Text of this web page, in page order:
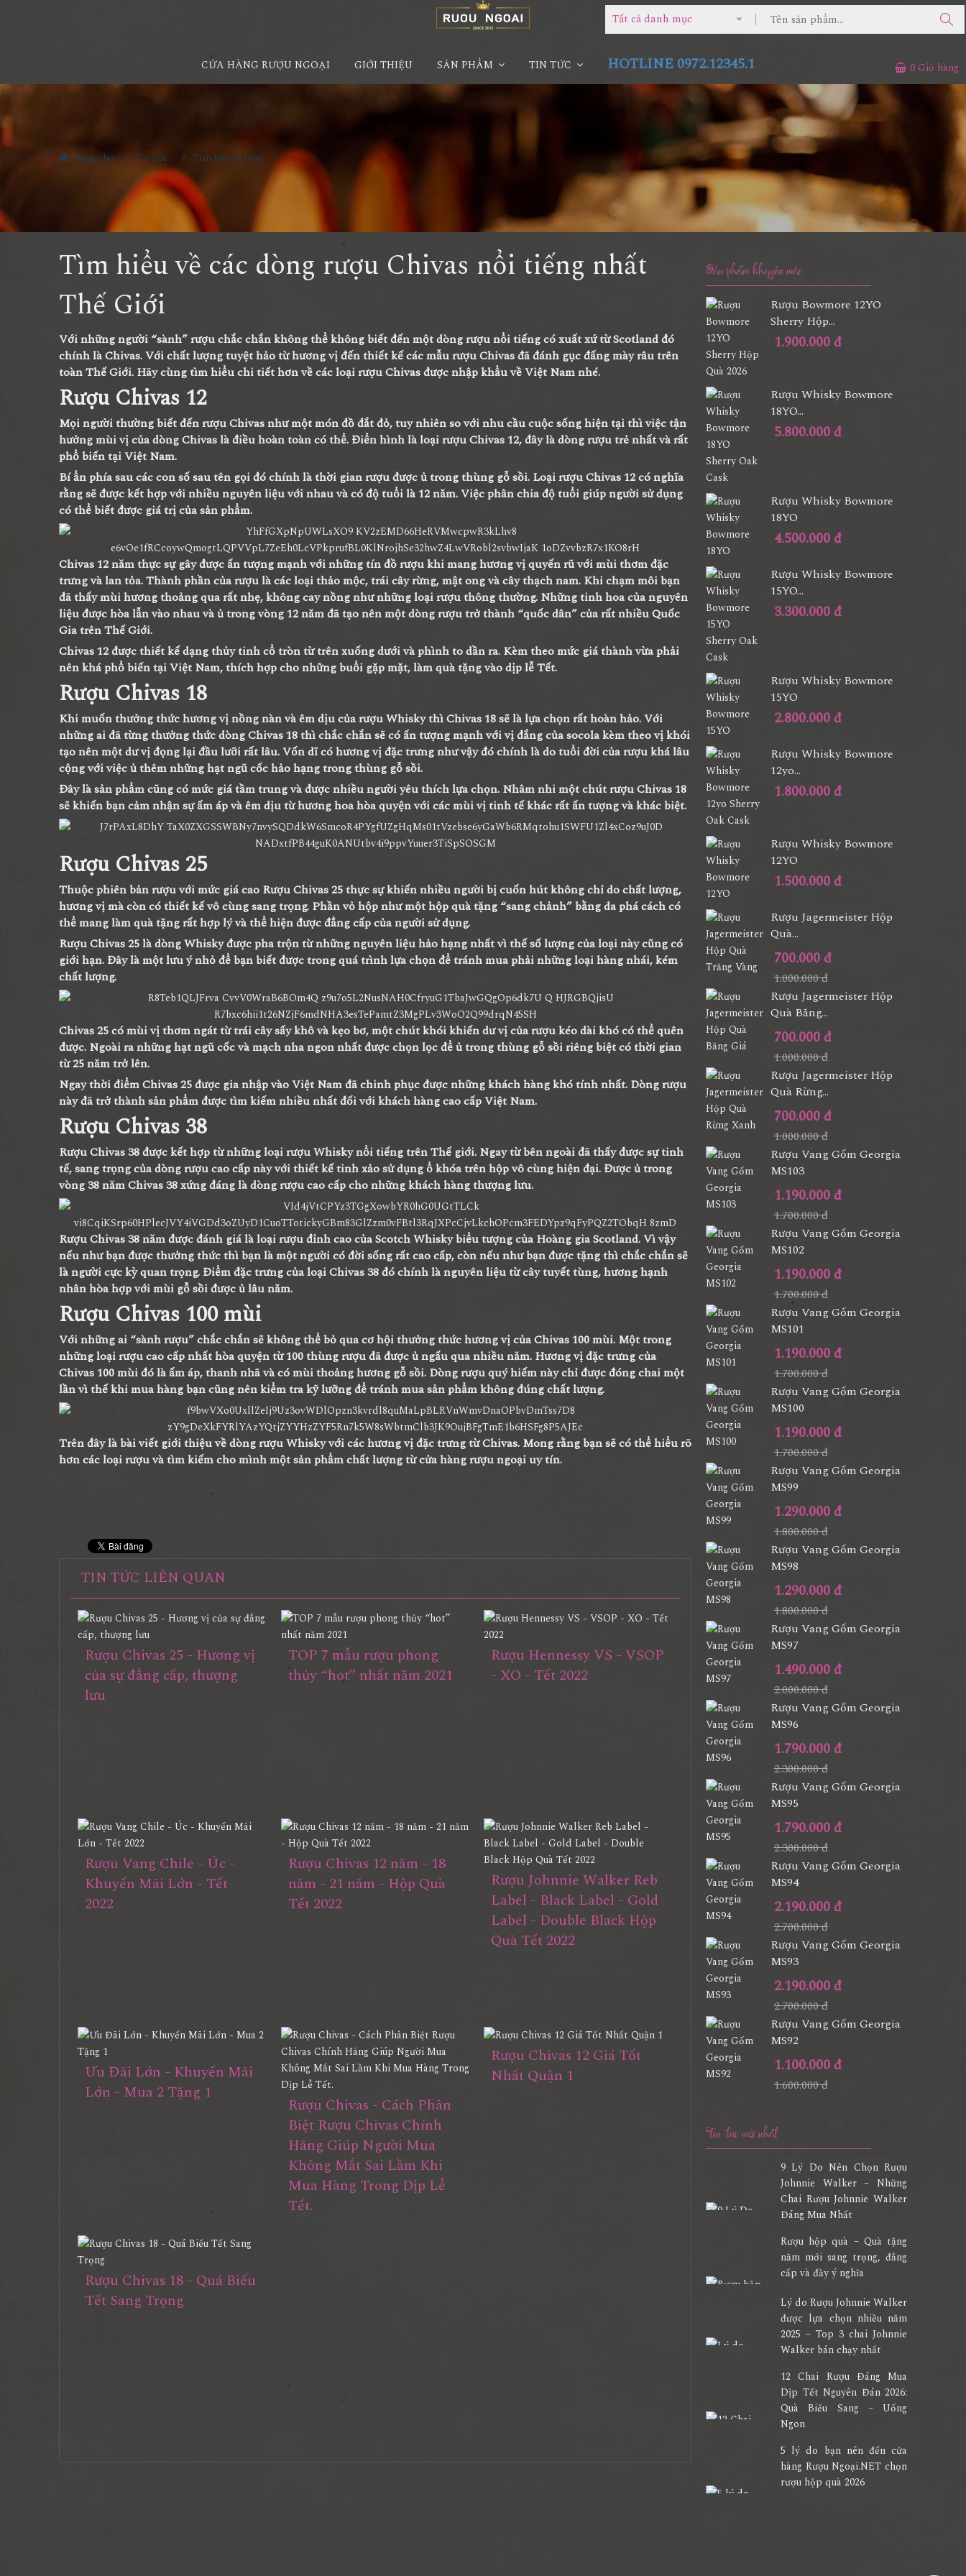
Tất cả danh mục
CỬA HÀNG RƯỢU NGOẠI GIỚI THIỆU SẢN PHẨM TIN TỨC HOTLINE 0972.12345.1 0 Giỏ hàng
Trang chủ Tin Tức Tìm hiểu về rượu
Tìm hiểu về các dòng rượu Chivas nổi tiếng nhất
Thế Giới
Với những người “sành” rượu chắc chắn không thể không biết đến một dòng rượu nổi tiếng có xuất xứ từ Scotland đó
chính là Chivas. Với chất lượng tuyệt hảo từ hương vị đến thiết kế các mẫurượu Chivasđã đánh gục đấng mày râu trên
toàn Thế Giới. Hãy cùng tìm hiểu chi tiết hơn về các loại rượu Chivas được nhập khẩu về Việt Nam nhé.
Rượu Chivas 12
Mọi người thường biết đến rượu Chivas như một món đồ đắt đỏ, tuy nhiên so với nhu cầu cuộc sống hiện tại thì việc tận
hưởng mùi vị của dòng Chivas là điều hoàn toàn có thể. Điển hình là loại rượu Chivas 12, đây là dòng rượu trẻ nhất và rất
phổ biến tại Việt Nam.
Bí ẩn phía sau các con số sau tên gọi đó chính là thời gian rượu được ủ trong thùng gỗ sồi. Loại rượu Chivas 12 có nghĩa
rằng sẽ được kết hợp với nhiều nguyên liệu với nhau và có độ tuổi là 12 năm. Việc phân chia độ tuổi giúp người sử dụng
có thể biết được giá trị của sản phẩm.
Chivas 12 năm thực sự gây được ấn tượng mạnh với những tín đồ rượu khi mang hương vị quyến rũ với mùi thơm đặc
trưng và lan tỏa. Thành phần của rượu là các loại thảo mộc, trái cây rừng, mật ong và cây thạch nam. Khi chạm môi bạn
đã thấy mùi hương thoảng qua rất nhẹ, không cay nồng như những loại rượu thông thường. Những tinh hoa của nguyên
liệu được hòa lẫn vào nhau và ủ trong vòng 12 năm đã tạo nên một dòng rượu trở thành “quốc dân” của rất nhiều Quốc
Gia trên Thế Giới.
Chivas 12 được thiết kế dạng thủy tinh cổ tròn từ trên xuống dưới và phình to dần ra. Kèm theo mức giá thành vừa phải
nên khá phổ biến tại Việt Nam, thích hợp cho những buổi gặp mặt, làm quà tặng vào dịp lễ Tết.
Rượu Chivas 18
Khi muốn thưởng thức hương vị nồng nàn và êm dịu của rượu Whisky thì Chivas 18 sẽ là lựa chọn rất hoàn hảo. Với
những ai đã từng thưởng thức dòng Chivas 18 thì chắc chắn sẽ có ấn tượng mạnh với vị đắng của socola kèm theo vị khói
tạo nên một dư vị đọng lại đầu lưỡi rất lâu. Vốn dĩ có hương vị đặc trưng như vậy đó chính là do tuổi đời của rượu khá lâu
cộng với việc ủ thêm những hạt ngũ cốc hảo hạng trong thùng gỗ sồi.
Đây là sản phẩm cũng có mức giá tầm trung và được nhiều người yêu thích lựa chọn. Nhâm nhi một chút rượu Chivas 18
sẽ khiến bạn cảm nhận sự ấm áp và êm dịu từ hương hoa hòa quyện với các mùi vị tinh tế khác rất ấn tượng và khác biệt.
Rượu Chivas 25
Thuộc phiên bản rượu với mức giá cao Rượu Chivas 25 thực sự khiến nhiều người bị cuốn hút không chỉ do chất lượng,
hương vị mà còn có thiết kế vô cùng sang trọng. Phần vỏ hộp như một hộp quà tặng “sang chảnh” bằng da phá cách có
thể mang làm quà tặng rất hợp lý và thể hiện được đẳng cấp của người sử dụng.
Rượu Chivas 25 là dòng Whisky được pha trộn từ những nguyên liệu hảo hạng nhất vì thế số lượng của loại này cũng có
giới hạn. Đây là một lưu ý nhỏ để bạn biết được trong quá trình lựa chọn để tránh mua phải những loại hàng nhái, kém
chất lượng.
Chivas 25 có mùi vị thơm ngát từ trái cây sấy khô và kẹo bơ, một chút khói khiến dư vị của rượu kéo dài khó có thể quên
được. Ngoài ra những hạt ngũ cốc và mạch nha ngon nhất được chọn lọc để ủ trong thùng gỗ sồi riêng biệt có thời gian
từ 25 năm trở lên.
Ngay thời điểm Chivas 25 được gia nhập vào Việt Nam đã chinh phục được những khách hàng khó tính nhất. Dòng rượu
này đã trở thành sản phẩm được tìm kiếm nhiều nhất đối với khách hàng cao cấp Việt Nam.
Rượu Chivas 38
Rượu Chivas 38 được kết hợp từ những loại rượu Whisky nổi tiếng trên Thế giới. Ngay từ bên ngoài đã thấy được sự tinh
tế, sang trọng của dòng rượu cao cấp này với thiết kế tinh xảo sử dụng ổ khóa trên hộp vô cùng hiện đại. Được ủ trong
vòng 38 năm Chivas 38 xứng đáng là dòng rượu cao cấp cho những khách hàng thượng lưu.
Rượu Chivas 38 năm được đánh giá là loại rượu đỉnh cao của Scotch Whisky biểu tượng của Hoàng gia Scotland. Vì vậy
nếu như bạn được thưởng thức thì bạn là một người có đời sống rất cao cấp, còn nếu như bạn được tặng thì chắc chắn sẽ
là người cực kỳ quan trọng. Điểm đặc trưng của loại Chivas 38 đó chính là nguyên liệu từ cây tuyết tùng, hương hạnh
nhân hòa hợp với mùi gỗ sồi được ủ lâu năm.
Rượu Chivas 100 mùi
Với những ai “sành rượu” chắc chắn sẽ không thể bỏ qua cơ hội thưởng thức hương vị của Chivas 100 mùi. Một trong
những loại rượu cao cấp nhất hòa quyện từ 100 thùng rượu đã được ủ ngấu qua nhiều năm. Hương vị đặc trưng của
Chivas 100 mùi đó là ấm áp, thanh nhã và có mùi thoảng hương gỗ sồi. Dòng rượu quý hiếm này chỉ được đóng chai một
lần vì thế khi mua hàng bạn cũng nên kiểm tra kỹ lưỡng để tránh mua sản phẩm không đúng chất lượng.
Trên đây là bài viết giới thiệu về dòng rượu Whisky với các hương vị đặc trưng từ Chivas. Mong rằng bạn sẽ có thể hiểu rõ
hơn các loại rượu và tìm kiếm cho mình một sản phẩm chất lượng từ cửa hàng rượu ngoại uy tín.
TIN TỨC LIÊN QUAN
Rượu Chivas 25 - Hương vị
của sự đẳng cấp, thượng
lưu
TOP 7 mẫu rượu phong
thủy “hot” nhất năm 2021
Rượu Hennessy VS - VSOP
- XO - Tết 2022
Rượu Vang Chile - Úc -
Khuyến Mãi Lớn - Tết
2022
Rượu Chivas 12 năm - 18
năm - 21 năm - Hộp Quà
Tết 2022
Rượu Johnnie Walker Reb
Label - Black Label - Gold
Label - Double Black Hộp
Quà Tết 2022
Ưu Đãi Lớn - Khuyến Mãi
Lớn - Mua 2 Tặng 1
Rượu Chivas - Cách Phân
Biệt Rượu Chivas Chính
Hãng Giúp Người Mua
Không Mắt Sai Lầm Khi
Mua Hàng Trong Dịp Lễ
Tết.
Rượu Chivas 12 Giá Tốt
Nhất Quận 1
Rượu Chivas 18 - Quá Biếu
Tết Sang Trọng
Sản phẩm khuyến mãi
Rượu Bowmore 12YO
Sherry Hộp...
1.900.000 đ
Rượu Whisky Bowmore
18YO...
5.800.000 đ
Rượu Whisky Bowmore
18YO
4.500.000 đ
Rượu Whisky Bowmore
15YO...
3.300.000 đ
Rượu Whisky Bowmore
15YO
2.800.000 đ
Rượu Whisky Bowmore
12yo...
1.800.000 đ
Rượu Whisky Bowmore
12YO
1.500.000 đ
Rượu Jagermeister Hộp
Quà...
700.000 đ
1.000.000 đ
Rượu Jagermeister Hộp
Quà Băng...
700.000 đ
1.000.000 đ
Rượu Jagermeister Hộp
Quà Rừng...
700.000 đ
1.000.000 đ
Rượu Vang Gốm Georgia
MS103
1.190.000 đ
1.700.000 đ
Rượu Vang Gốm Georgia
MS102
1.190.000 đ
1.700.000 đ
Rượu Vang Gốm Georgia
MS101
1.190.000 đ
1.700.000 đ
Rượu Vang Gốm Georgia
MS100
1.190.000 đ
1.700.000 đ
Rượu Vang Gốm Georgia
MS99
1.290.000 đ
1.800.000 đ
Rượu Vang Gốm Georgia
MS98
1.290.000 đ
1.800.000 đ
Rượu Vang Gốm Georgia
MS97
1.490.000 đ
2.000.000 đ
Rượu Vang Gốm Georgia
MS96
1.790.000 đ
2.300.000 đ
Rượu Vang Gốm Georgia
MS95
1.790.000 đ
2.300.000 đ
Rượu Vang Gốm Georgia
MS94
2.190.000 đ
2.700.000 đ
Rượu Vang Gốm Georgia
MS93
2.190.000 đ
2.700.000 đ
Rượu Vang Gốm Georgia
MS92
1.100.000 đ
1.600.000 đ
Tin tức mới nhất
9 Lý Do Nên Chọn Rượu
Johnnie Walker – Những
Chai Rượu Johnnie Walker
Đáng Mua Nhất
Rượu hộp quà – Quà tặng
năm mới sang trọng, đẳng
cấp và đầy ý nghĩa
Lý do Rượu Johnnie Walker
được lựa chọn nhiều năm
2025 – Top 3 chai Johnnie
Walker bán chạy nhất
12 Chai Rượu Đáng Mua
Dịp Tết Nguyên Đán 2026:
Quà Biếu Sang – Uống
Ngon
5 lý do bạn nên đến cửa
hàng Rượu Ngoại.NET chọn
rượu hộp quà 2026